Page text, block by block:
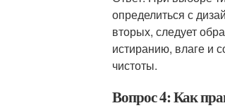
определиться с
вторых, следует
истиранию, влаге и
чистоты.
Вопрос 4: Как